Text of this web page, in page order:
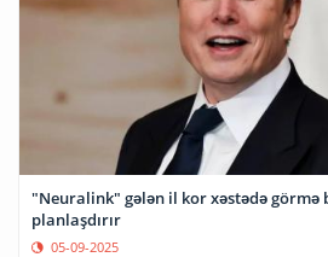
"Neuralink" gələn il kor xəstədə görmə
planlaşdırır
05-09-2025